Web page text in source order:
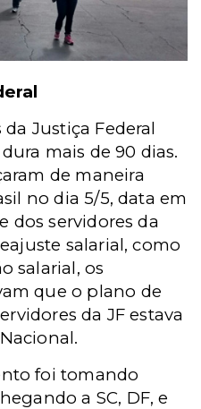
Justiça Federal
mais de 90 dias.
de maneira
no dia 5/5, data em
dos servidores da
salarial, como
salarial, os
que o plano de
da JF estava
foi tomando
a SC, DF, e